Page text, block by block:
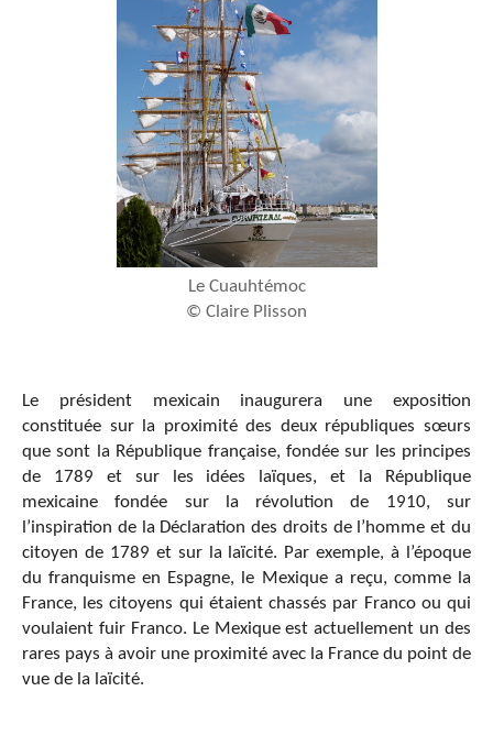
Le Cuauhtémoc
© Claire Plisson
Le président mexicain inaugurera une exposition
constituée sur la proximité des deux républiques sœurs
que sont la République française, fondée sur les principes
de 1789 et sur les idées laïques, et la République
mexicaine fondée sur la révolution de 1910, sur
l’inspiration de la Déclaration des droits de l’homme et du
citoyen de 1789 et sur la laïcité. Par exemple, à l’époque
du franquisme en Espagne, le Mexique a reçu, comme la
France, les citoyens qui étaient chassés par Franco ou qui
voulaient fuir Franco. Le Mexique est actuellement un des
rares pays à avoir une proximité avec la France du point de
vue de la laïcité.